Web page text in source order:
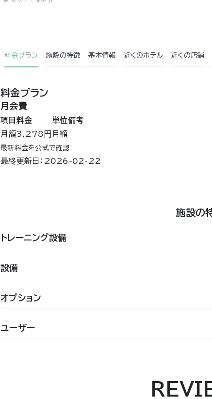
料金プラン 施設の特徴 基本情報 近くのホテル 近くの店舗
料金プラン
月会費
項目 料金 単位備考
月額3,278円 月額
最新料金を公式で確認
最終更新日：2026-02-22
施設の
トレーニング設備
設備
オプション
ユーザー